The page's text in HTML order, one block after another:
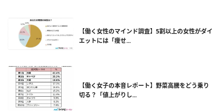
【働く女性のマインド調査】5割以上の女性がダイ
エットには「痩せ...
【働く女子の本音レポート】野菜高騰をどう乗り
切る？「値上がりし...